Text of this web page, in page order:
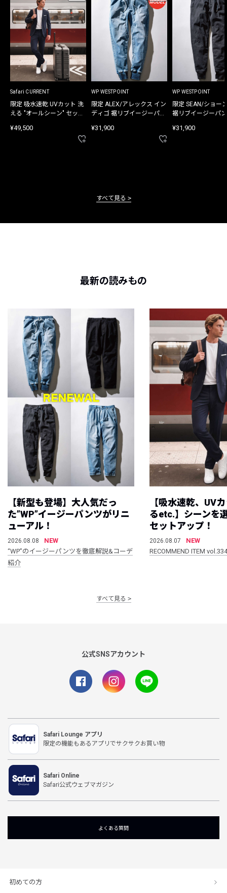
Safari CURRENT
限定 吸水速乾 UVカット 洗
える "オールシーン" セット
¥49,500
WP WESTPOINT
限定 ALEX/アレックス イン
ディゴ 裾リブイージーパン
¥31,900
WP WESTPOINT
限定 SEAN/ショー
裾リブイージーパ
¥31,900
すべて見る
最新の読みもの
【新型も登場】大人気だっ
た”WP”イージーパンツがリニ
ューアル！
2026.08.08
NEW
“WP”のイージーパンツを徹底解説&コーデ
紹介
【吸水速乾、UV
るetc.】シーンを
セットアップ！
2026.08.07
NEW
RECOMMEND ITEM vol.334
すべて見る
公式SNSアカウント
Safari Lounge アプリ
限定の機能もあるアプリでサクサクお買い物
Safari Online
Safari公式ウェブマガジン
よくある質問
初めての方